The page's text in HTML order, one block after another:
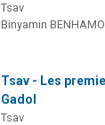
Tsav
Binyamin
Tsav - Les
Gadol
Tsav